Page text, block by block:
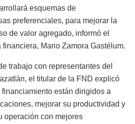
esquemas de
preferenciales, para mejorar la
de valor agregado, informó el
financiera, Mario Zamora Gastélum.
trabajo con representantes del
el titular de la FND explicó
están dirigidos a
mejorar su productividad y
operación con mejores